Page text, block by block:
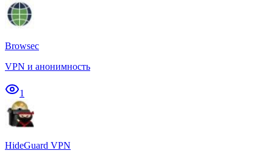
Browsec
VPN и анонимность
1
HideGuard VPN